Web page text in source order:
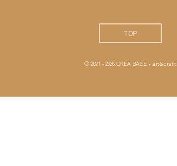
TOP
© 2021 - 2026 CREA BASE - art&craft